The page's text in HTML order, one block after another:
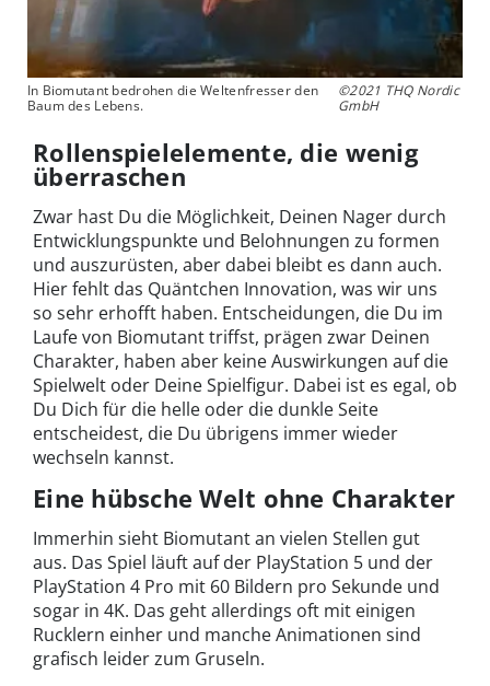
In Biomutant bedrohen die Weltenfresser den
Baum des Lebens.
©2021 THQ Nordic
GmbH
Rollenspielelemente, die wenig
überraschen
Zwar hast Du die Möglichkeit, Deinen Nager durch
Entwicklungspunkte und Belohnungen zu formen
und auszurüsten, aber dabei bleibt es dann auch.
Hier fehlt das Quäntchen Innovation, was wir uns
so sehr erhofft haben. Entscheidungen, die Du im
Laufe von Biomutant triffst, prägen zwar Deinen
Charakter, haben aber keine Auswirkungen auf die
Spielwelt oder Deine Spielfigur. Dabei ist es egal, ob
Du Dich für die helle oder die dunkle Seite
entscheidest, die Du übrigens immer wieder
wechseln kannst.
Eine hübsche Welt ohne Charakter
Immerhin sieht Biomutant an vielen Stellen gut
aus. Das Spiel läuft auf der PlayStation 5 und der
PlayStation 4 Pro mit 60 Bildern pro Sekunde und
sogar in 4K. Das geht allerdings oft mit einigen
Rucklern einher und manche Animationen sind
grafisch leider zum Gruseln.